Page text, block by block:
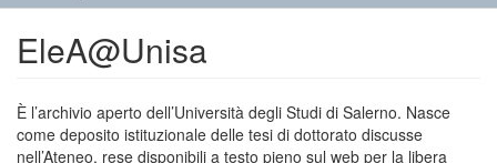
EleA@Unisa
È l’archivio aperto dell’Università degli Studi di Salerno. Nasce
come deposito istituzionale delle tesi di dottorato discusse
nell’Ateneo, rese disponibili a testo pieno sul web per la libera